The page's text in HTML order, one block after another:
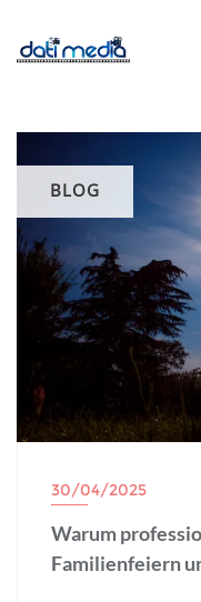
BLOG
30/04/2025
Warum
Familienfeiern